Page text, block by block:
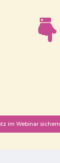
im Webinar sichern